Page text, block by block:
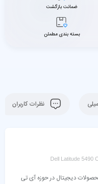
ضمانت بازگشت
بسته بندی مطمئن
نظرات کاربران
Dell Latitude 5490
دیجیتال در حوزه آی تی